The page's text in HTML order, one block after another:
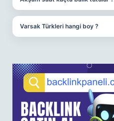
Varsak Türkleri hangi boy ?